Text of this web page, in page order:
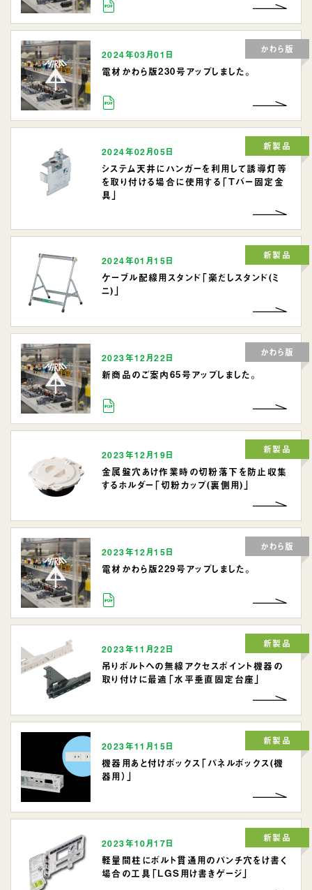
2024年03月01日
電材かわら版230号アップしました。
かわら版
2024年02月05日
システム天井にハンガーを利用して誘導灯等
を取り付ける場合に使用する「Tバー固定金
具」
新製品
2024年01月15日
ケーブル配線用スタンド「楽だしスタンド(ミ
ニ)」
新製品
2023年12月22日
新商品のご案内65号アップしました。
かわら版
2023年12月19日
金属盤穴あけ作業時の切粉落下を防止収集
するホルダー「切粉カップ(裏側用)」
新製品
2023年12月15日
電材かわら版229号アップしました。
かわら版
2023年11月22日
吊りボルトへの無線アクセスポイント機器の
取り付けに最適「水平垂直固定台座」
新製品
2023年11月15日
機器用あと付けボックス「パネルボックス(機
器用）」
新製品
2023年10月17日
軽量間柱にボルト貫通用のパンチ穴をけ書く
場合の工具「LGS用け書きゲージ」
新製品